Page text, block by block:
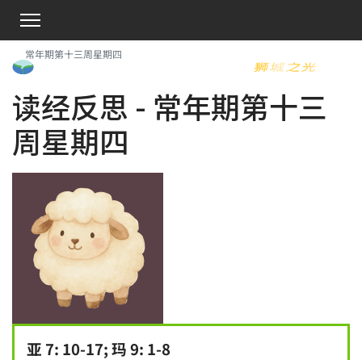
常年期第十三周星期四
读经反思 - 常年期第十三
周星期四
亚 7: 10-17; 玛 9: 1-8